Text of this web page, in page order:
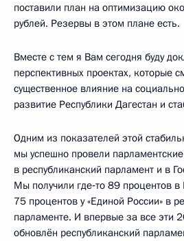
поставили план на оптимизацию
рублей. Резервы в этом плане есть.
Вместе с тем я Вам сегодня буду
перспективных проектах, которые
существенное влияние на
развитие Республики Дагестан и
Одним из показателей этой
мы успешно провели
в республиканский парламент и в
Мы получили где‑то 89 процентов в
75 процентов у «Единой России» в
парламенте. И впервые за все эти
обновлён республиканский